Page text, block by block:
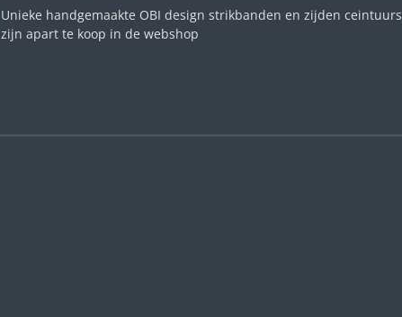
Unieke handgemaakte OBI design strikbanden en zijden ceintuurs
zijn apart te koop in de webshop